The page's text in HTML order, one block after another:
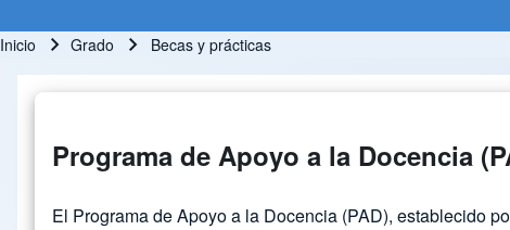
Ruta de navegación
Inicio Grado Becas y prácticas
Programa de Apoyo a la Docencia
El Programa de Apoyo a la Docencia (PAD), establecido